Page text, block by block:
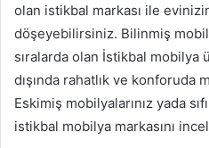
olan istikbal markası ile
döşeyebilirsiniz. Bilinmiş
sıralarda olan İstikbal mobilya
dışında rahatlık ve konforuda
Eskimiş mobilyalarınız yada
istikbal mobilya markasını